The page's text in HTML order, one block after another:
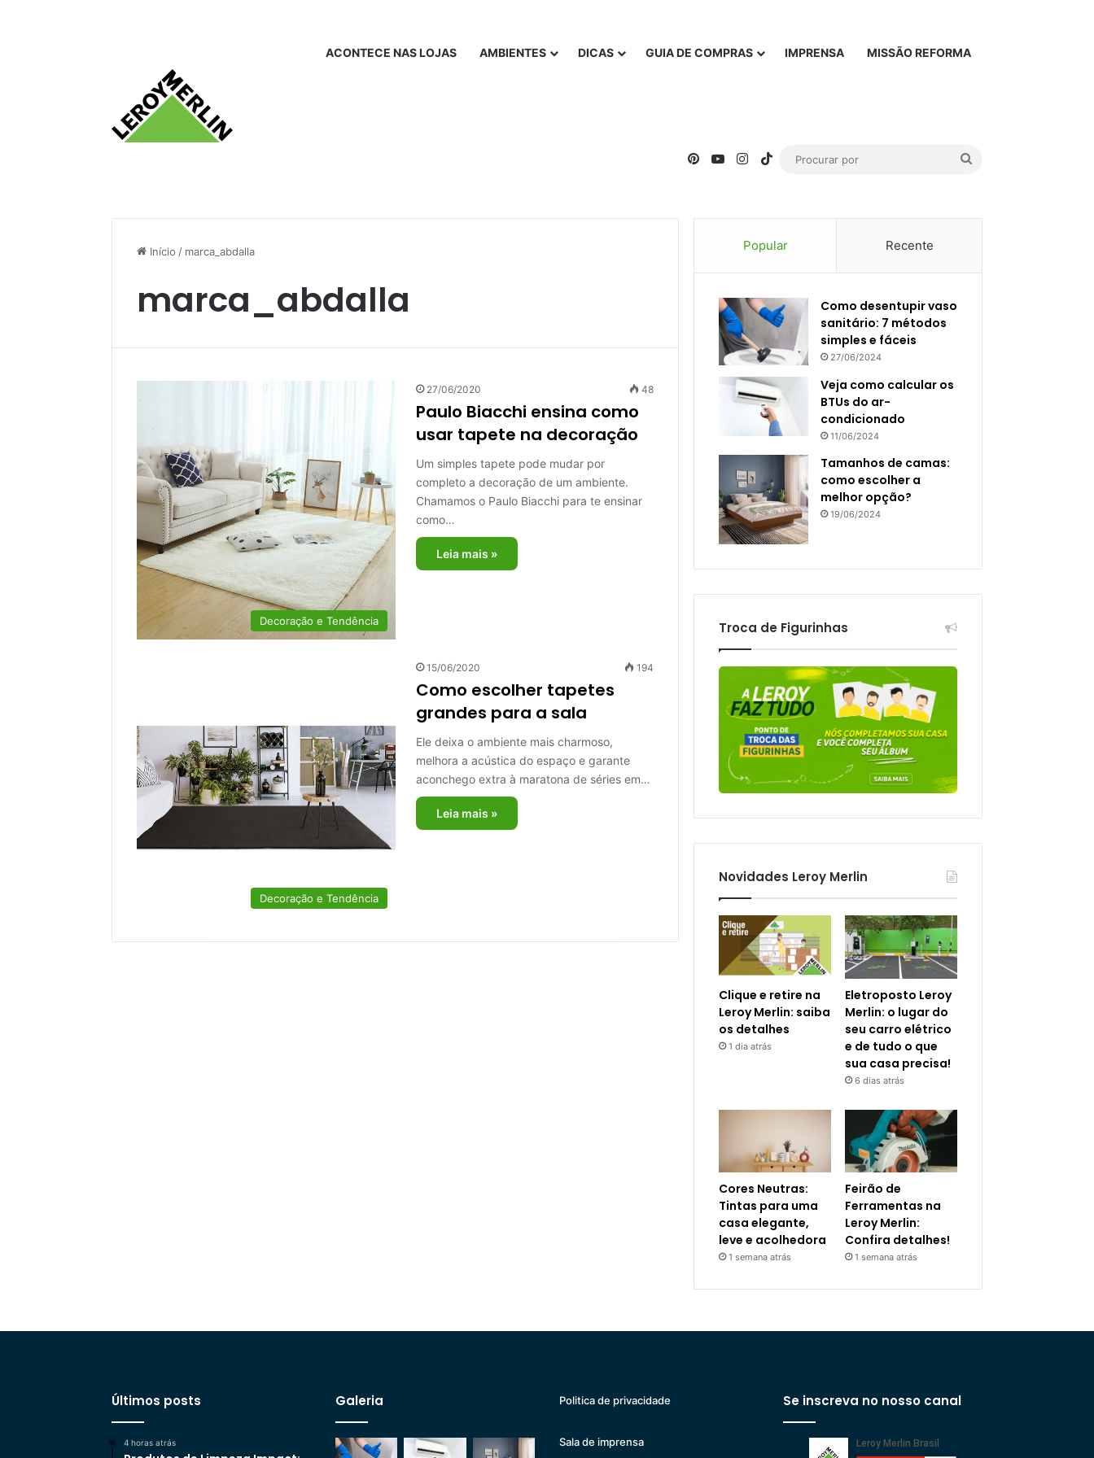
ACONTECE NAS LOJAS AMBIENTES DICAS GUIA DE COMPRAS IMPRENSA MISSÃO REFORMA
PinterestYouTubeInstagram
TikTok
Início / marca_abdalla
marca_abdalla
Decoração e Tendência
27/06/2020 48
Paulo Biacchi ensina como
usar tapete na decoração
Um simples tapete pode mudar por
completo a decoração de um ambiente.
Chamamos o Paulo Biacchi para te ensinar
como…
Leia mais »
Decoração e Tendência
15/06/2020 194
Como escolher tapetes
grandes para a sala
Ele deixa o ambiente mais charmoso,
melhora a acústica do espaço e garante
aconchego extra à maratona de séries em…
Leia mais »
Popular Recente
Como desentupir vaso
sanitário: 7 métodos
simples e fáceis
27/06/2024
Veja como calcular os
BTUs do ar-
condicionado
11/06/2024
Tamanhos de camas:
como escolher a
melhor opção?
19/06/2024
Troca de Figurinhas
Novidades Leroy Merlin
Clique e retire na
Leroy Merlin: saiba
os detalhes
1 dia atrás
Eletroposto Leroy
Merlin: o lugar do
seu carro elétrico
e de tudo o que
sua casa precisa!
6 dias atrás
Cores Neutras:
Tintas para uma
casa elegante,
leve e acolhedora
1 semana atrás
Feirão de
Ferramentas na
Leroy Merlin:
Confira detalhes!
1 semana atrás
Últimos posts
4 horas atrás
Galeria Politica de privacidade
Sala de imprensa
Se inscreva no nosso canal